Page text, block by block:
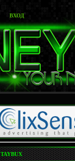
ВХОД
TAYBUX